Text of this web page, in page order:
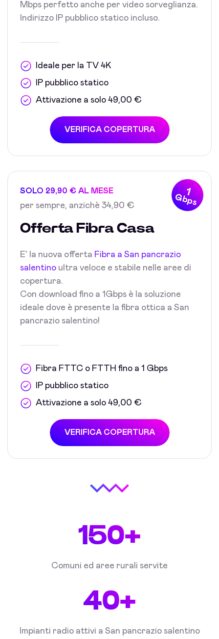
Mbps perfetto anche per video sorveglianza.
Indirizzo IP pubblico statico incluso.
Ideale per la TV 4K
IP pubblico statico
Attivazione a solo 49,00 €
VERIFICA COPERTURA
1
Gbps
SOLO 29,90 € AL MESE
per sempre, anzichè 34,90 €
Offerta Fibra Casa
E' la nuova offerta Fibra a San pancrazio
salentino ultra veloce e stabile nelle aree di
copertura.
Con download fino a 1Gbps è la soluzione
ideale dove è presente la fibra ottica a San
pancrazio salentino!
Fibra FTTC o FTTH fino a 1 Gbps
IP pubblico statico
Attivazione a solo 49,00 €
VERIFICA COPERTURA
150+
Comuni ed aree rurali servite
40+
Impianti radio attivi a San pancrazio salentino